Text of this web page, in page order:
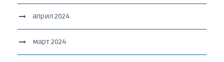
април 2024
март 2024